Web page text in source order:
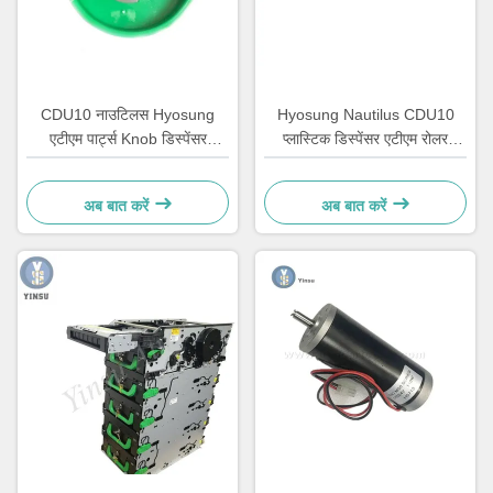
CDU10 नाउटिलस Hyosung
एटीएम पार्ट्स Knob डिस्पेंसर
7310000709 OEM
अब बात करें
Hyosung Nautilus CDU10
प्लास्टिक डिस्पेंसर एटीएम रोलर
ऑटोमेटिक कैटर मशीन पार्ट्स
अब बात करें